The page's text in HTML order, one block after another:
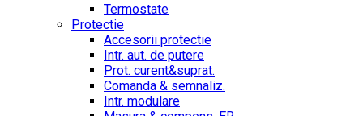
Termostate
Protectie
Accesorii protectie
Intr. aut. de putere
Prot. curent&suprat.
Comanda & semnaliz.
Intr. modulare